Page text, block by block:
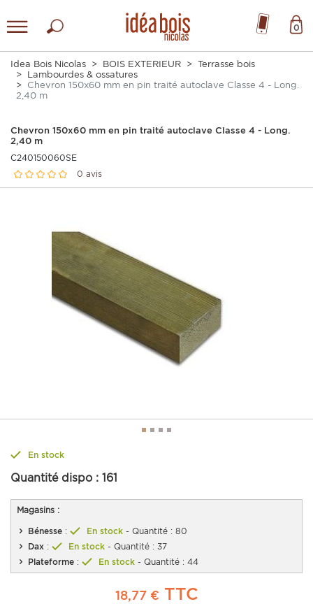
0
Idea Bois Nicolas BOIS EXTERIEUR
Terrasse bois
Lambourdes & ossatures
Chevron 150x60 mm en pin traité autoclave Classe 4 - Long.
2,40 m
Chevron 150x60 mm en pin traité autoclave Classe 4 - Long.
2,40 m
C240150060SE
0 avis
En stock
Quantité dispo : 161
Magasins :
Bénesse : En stock - Quantité : 80
Dax : En stock - Quantité : 37
Plateforme : En stock - Quantité : 44
18,77 € TTC